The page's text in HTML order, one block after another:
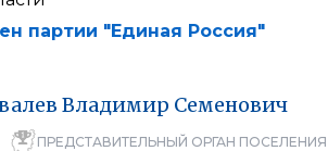
партии "Единая Россия"
Владимир Семенович
ПРЕДСТАВИТЕЛЬНЫЙ ОРГАН ПОСЕЛЕНИЯ